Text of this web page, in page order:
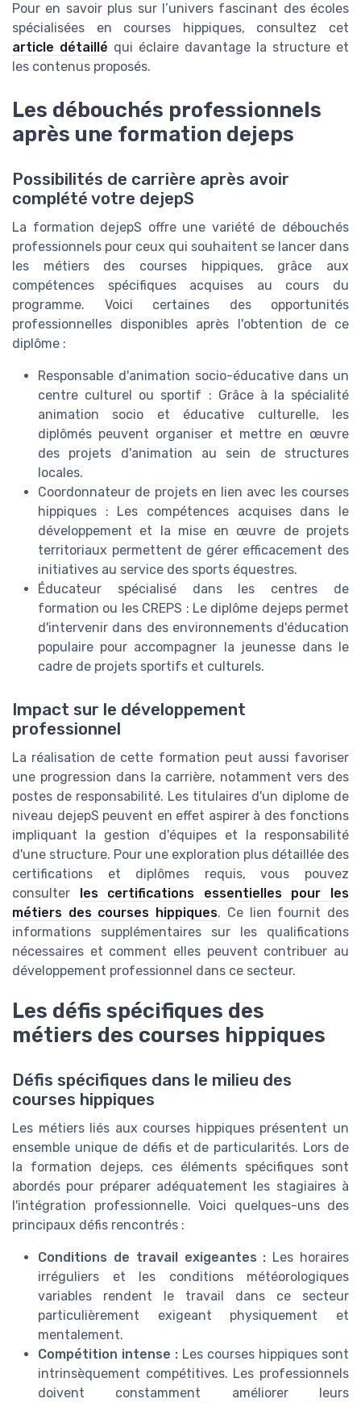
Pour en savoir plus sur l’univers fascinant des écoles
spécialisées en courses hippiques, consultez cet
article détaillé qui éclaire davantage la structure et
les contenus proposés.
Les débouchés professionnels
après une formation dejeps
Possibilités de carrière après avoir
complété votre dejepS
La formation dejepS offre une variété de débouchés
professionnels pour ceux qui souhaitent se lancer dans
les métiers des courses hippiques, grâce aux
compétences spécifiques acquises au cours du
programme. Voici certaines des opportunités
professionnelles disponibles après l'obtention de ce
diplôme :
Responsable d'animation socio-éducative dans un
centre culturel ou sportif : Grâce à la spécialité
animation socio et éducative culturelle, les
diplômés peuvent organiser et mettre en œuvre
des projets d'animation au sein de structures
locales.
Coordonnateur de projets en lien avec les courses
hippiques : Les compétences acquises dans le
développement et la mise en œuvre de projets
territoriaux permettent de gérer efficacement des
initiatives au service des sports équestres.
Éducateur spécialisé dans les centres de
formation ou les CREPS : Le diplôme dejeps permet
d'intervenir dans des environnements d'éducation
populaire pour accompagner la jeunesse dans le
cadre de projets sportifs et culturels.
Impact sur le développement
professionnel
La réalisation de cette formation peut aussi favoriser
une progression dans la carrière, notamment vers des
postes de responsabilité. Les titulaires d'un diplome de
niveau dejepS peuvent en effet aspirer à des fonctions
impliquant la gestion d'équipes et la responsabilité
d'une structure. Pour une exploration plus détaillée des
certifications et diplômes requis, vous pouvez
consulter les certifications essentielles pour les
métiers des courses hippiques. Ce lien fournit des
informations supplémentaires sur les qualifications
nécessaires et comment elles peuvent contribuer au
développement professionnel dans ce secteur.
Les défis spécifiques des
métiers des courses hippiques
Défis spécifiques dans le milieu des
courses hippiques
Les métiers liés aux courses hippiques présentent un
ensemble unique de défis et de particularités. Lors de
la formation dejeps, ces éléments spécifiques sont
abordés pour préparer adéquatement les stagiaires à
l'intégration professionnelle. Voici quelques-uns des
principaux défis rencontrés :
Conditions de travail exigeantes : Les horaires
irréguliers et les conditions météorologiques
variables rendent le travail dans ce secteur
particulièrement exigeant physiquement et
mentalement.
Compétition intense : Les courses hippiques sont
intrinsèquement compétitives. Les professionnels
doivent constamment améliorer leurs